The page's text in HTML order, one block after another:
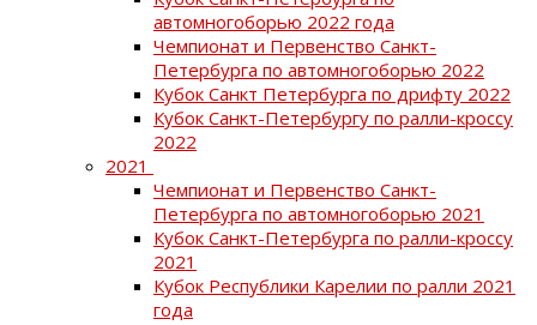
автомногоборью 2022 года
Чемпионат и Первенство Санкт-
Петербурга по автомногоборью 2022
Кубок Санкт Петербурга по дрифту 2022
Кубок Санкт-Петербургу по ралли-кроссу
2022
2021
Чемпионат и Первенство Санкт-
Петербурга по автомногоборью 2021
Кубок Санкт-Петербурга по ралли-кроссу
2021
Кубок Республики Карелии по ралли 2021
года